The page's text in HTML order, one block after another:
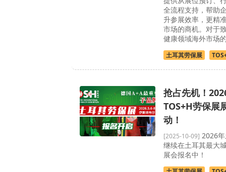
全流程支持，帮助
升参展效率，更精
市场的商机。对于
健康领域海外市场
土耳其劳保展
抢占先机！
TOS+H劳保展
动！
[2025-10-09] 2026
继续在土耳其最大
展会报名中！